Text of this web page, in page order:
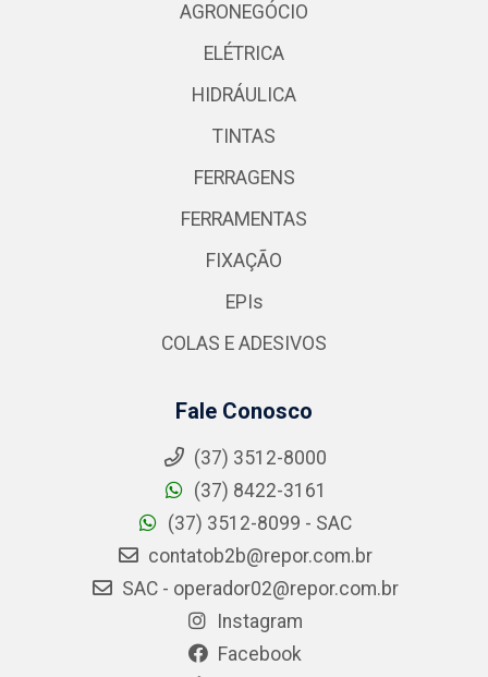
AGRONEGÓCIO
ELÉTRICA
HIDRÁULICA
TINTAS
FERRAGENS
FERRAMENTAS
FIXAÇÃO
EPIs
COLAS E ADESIVOS
Fale Conosco
(37) 3512-8000
(37) 8422-3161
(37) 3512-8099 - SAC
contatob2b@repor.com.br
SAC - operador02@repor.com.br
Instagram
Facebook